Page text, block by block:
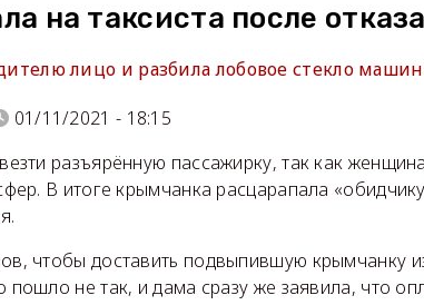
на таксиста после
лицо и разбила лобовое стекло
01/11/2021 - 18:15
разъярённую пассажирку, так как
В итоге крымчанка расцарапала
чтобы доставить подвыпившую крымчанку
пошло не так, и дама сразу же заявила, что